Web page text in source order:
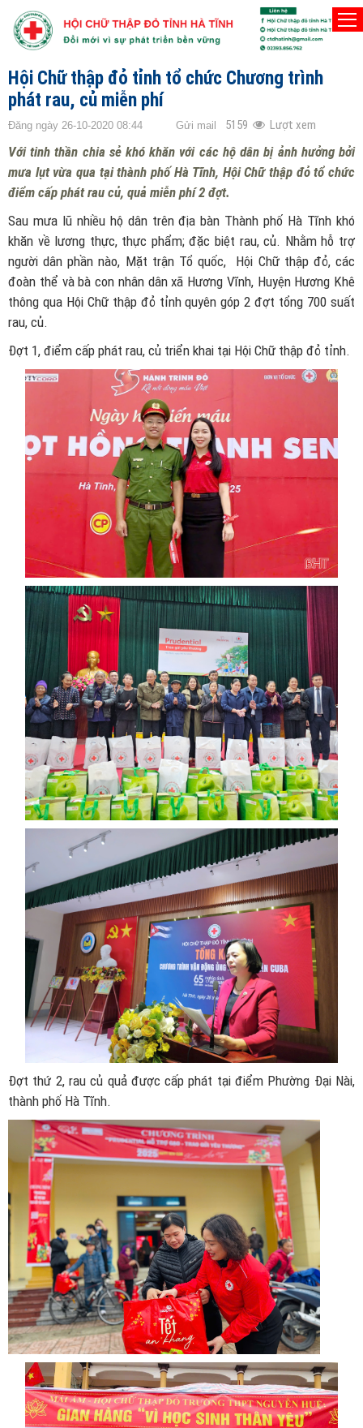
TRANG CHỦ
Hội Chữ thập đỏ tỉnh tổ chức Chương trình
phát rau, củ miễn phí
Đăng ngày 26-10-2020 08:44 Gửi mail 5159 Lượt xem
Với tinh thần chia sẻ khó khăn với các hộ dân bị ảnh hưởng bởi
mưa lụt vừa qua tại thành phố Hà Tĩnh, Hội Chữ thập đỏ tổ chức
điểm cấp phát rau củ, quả miễn phí 2 đợt.
Sau mưa lũ nhiều hộ dân trên địa bàn Thành phố Hà Tĩnh khó
khăn về lương thực, thực phẩm; đặc biệt rau, củ. Nhằm hỗ trợ
người dân phần nào, Mặt trận Tổ quốc, Hội Chữ thập đỏ, các
đoàn thể và bà con nhân dân xã Hương Vĩnh, Huyện Hương Khê
thông qua Hội Chữ thập đỏ tỉnh quyên góp 2 đợt tổng 700 suất
rau, củ.
Đợt 1, điểm cấp phát rau, củ triển khai tại Hội Chữ thập đỏ tỉnh.
Đợt thứ 2, rau củ quả được cấp phát tại điểm Phường Đại Nài,
thành phố Hà Tĩnh.